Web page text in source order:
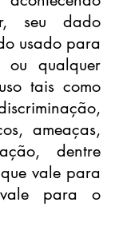
seu dado
usado para
ou qualquer
tais como
ameaças,
dentre
vale para
para o